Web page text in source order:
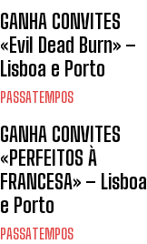
GANHA CONVITES
«Evil Dead Burn» –
Lisboa e Porto
PASSATEMPOS
GANHA CONVITES
«PERFEITOS À
FRANCESA» – Lisboa
e Porto
PASSATEMPOS